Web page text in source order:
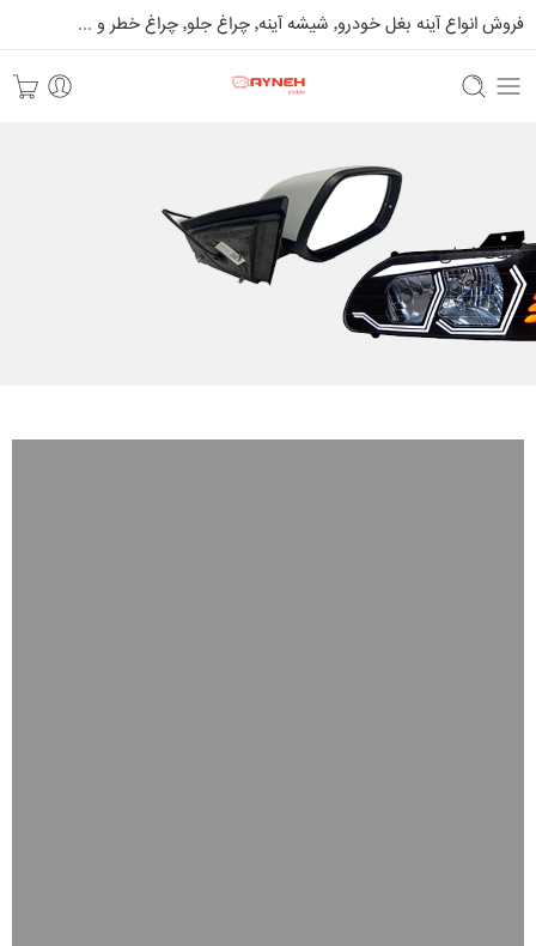
فروش انواع آینه بغل خودرو٬ شیشه آینه٬ چراغ جلو٬ چراغ خطر و ...
صفحه اصلی